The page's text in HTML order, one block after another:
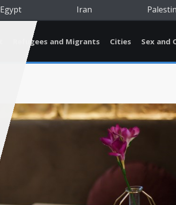
Egypt Iran
Refugees and Migrants Cities Sex and